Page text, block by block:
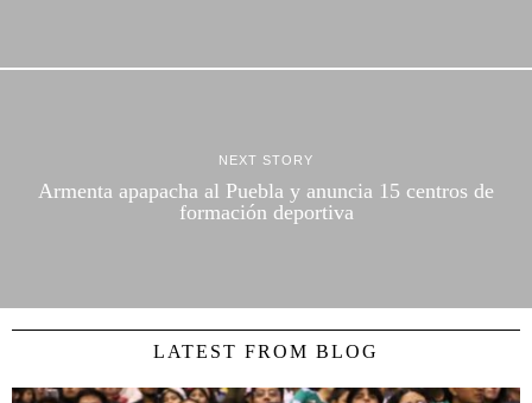
NEXT STORY
Armenta apapacha al Puebla y anuncia 15 centros de
formación deportiva
LATEST FROM BLOG